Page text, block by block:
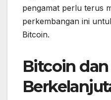
pengamat perlu terus
perkembangan ini
Bitcoin.
Bitcoin